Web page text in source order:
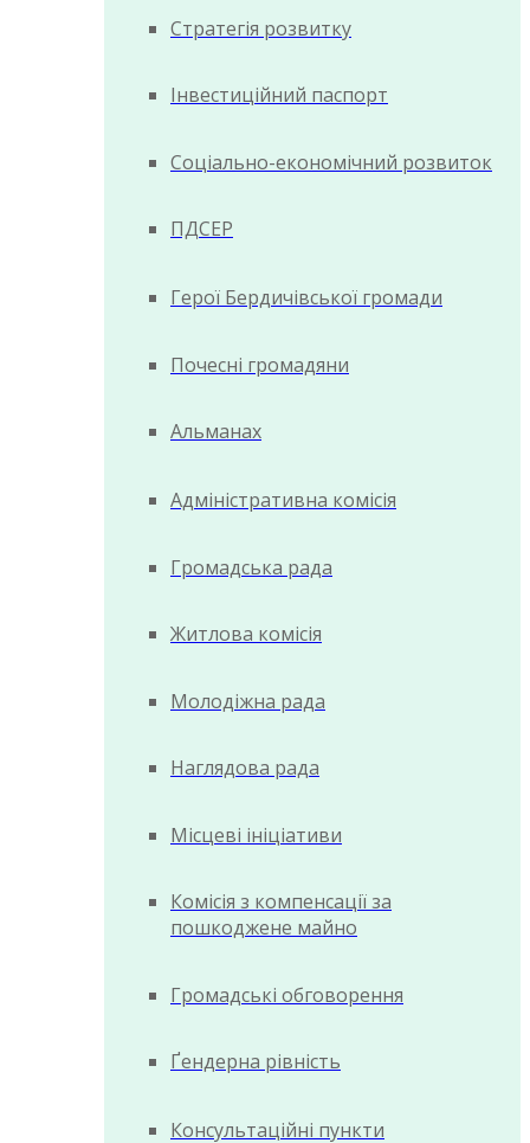
Стратегія розвитку
Інвестиційний паспорт
Соціально-економічний розвиток
ПДСЕР
Герої Бердичівської громади
Почесні громадяни
Альманах
Адміністративна комісія
Громадська рада
Житлова комісія
Молодіжна рада
Наглядова рада
Місцеві ініціативи
Комісія з компенсації за
пошкоджене майно
Громадські обговорення
Ґендерна рівність
Консультаційні пункти